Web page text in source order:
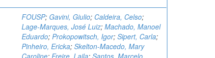
FOUSP; Gavini, Giulio; Caldeira, Celso;
Lage-Marques, José Luiz;Machado, Manoel
Eduardo;Prokopowitsch, Igor;Sipert, Carla;
Pinheiro, Ericka;Skelton-Macedo, Mary
Caroline; Freire, Laila;Santos, Marcelo